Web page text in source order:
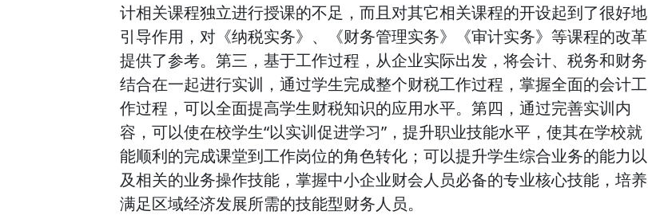
计相关课程独立进行授课的不足，而且对其它相关课程的开设起到了很好地
引导作用，对《纳税实务》、《财务管理实务》《审计实务》等课程的改革
提供了参考。第三，基于工作过程，从企业实际出发，将会计、税务和财务
结合在一起进行实训，通过学生完成整个财税工作过程，掌握全面的会计工
作过程，可以全面提高学生财税知识的应用水平。第四，通过完善实训内
容，可以使在校学生“以实训促进学习”，提升职业技能水平，使其在学校就
能顺利的完成课堂到工作岗位的角色转化；可以提升学生综合业务的能力以
及相关的业务操作技能，掌握中小企业财会人员必备的专业核心技能，培养
满足区域经济发展所需的技能型财务人员。